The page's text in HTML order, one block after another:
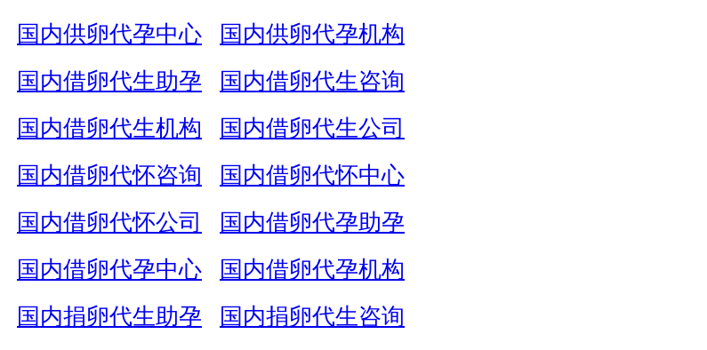
国内供卵代孕中心
国内供卵代孕机构
国内借卵代生助孕
国内借卵代生咨询
国内借卵代生机构
国内借卵代生公司
国内借卵代怀咨询
国内借卵代怀中心
国内借卵代怀公司
国内借卵代孕助孕
国内借卵代孕中心
国内借卵代孕机构
国内捐卵代生助孕
国内捐卵代生咨询